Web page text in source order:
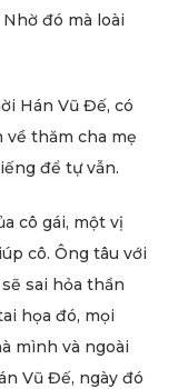
đó mà loài
Hán Vũ Đế, có
về thăm cha mẹ
để tự vẫn.
cô gái, một vị
cô. Ông tâu với
sai hỏa thần
họa đó, mọi
mình và ngoài
Vũ Đế, ngày đó